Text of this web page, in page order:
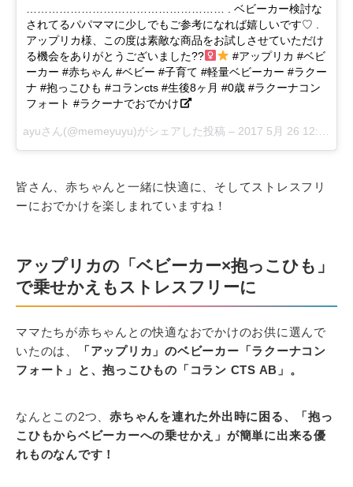
……………………………………………… . ベビーカー検討な
されてるパパママに少しでもご参考になれば嬉しいです♡ .
アップリカ様、この度は素敵な商品をお試しさせていただけ
る機会をありがとうございました??
#アップリカ #ベビ
ーカー #赤ちゃん #ベビー #子育て #軽量ベビーカー #ラクー
ナ #抱っこひも #コランcts #生後8ヶ月 #0歳 #ラクーナコン
フォート #ラクーナでおでかけ
ayuさん(@memeyuyu)がシェアした投稿 – 2017 5月 26 12:45午前 PDT
皆さん、赤ちゃんと一緒に快適に、そしてストレスフリ
ーにおでかけを楽しまれていますね！
アップリカの「ベビーカー×抱っこひも」
で乗せかえもストレスフリーに
ママたちが赤ちゃんとの快適なおでかけのお供に選んで
いたのは、
「アップリカ」のベビーカー「ラクーナコン
フォート」と、抱っこひもの「コラン CTS AB」。
なんとこの2つ、 赤ちゃんを連れた外出時に困る、「抱っ
こひもからベビーカーへの乗せかえ」が簡単に出来る優
れものなんです！